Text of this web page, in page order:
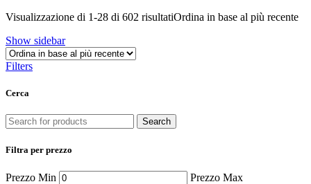
Visualizzazione di 1-28 di 602 risultatiOrdina in base al più recente
Show sidebar
Filters
Cerca
Search
Filtra per prezzo
Prezzo Min Prezzo Max